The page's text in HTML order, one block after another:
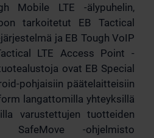
Mobile LTE -älypuhelin,
tarkoitetut EB Tactical
ja EB Tough VoIP
LTE Access Point -
ovat EB Special
pohjaisiin päätelaitteisiin
langattomilla yhteyksillä
varustettujen tuotteiden
SafeMove -ohjelmisto